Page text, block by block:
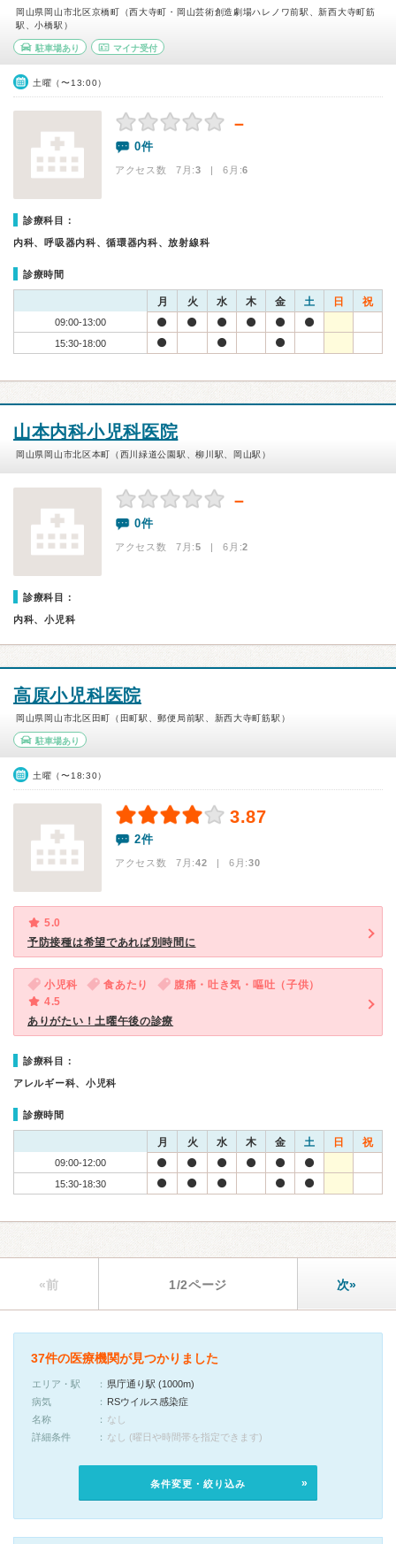
岡山県岡山市北区京橋町（西大寺町・岡山芸術創造劇場ハレノワ前駅、新西大寺町筋
駅、小橋駅）
駐車場あり マイナ受付
土曜（〜13:00）
－
0件
アクセス数 7月:3 | 6月:6
診療科目：
内科、呼吸器内科、循環器内科、放射線科
診療時間
月 火 水 木 金 土 日 祝
09:00-13:00
15:30-18:00
山本内科小児科医院
岡山県岡山市北区本町（西川緑道公園駅、柳川駅、岡山駅）
－
0件
アクセス数 7月:5 | 6月:2
診療科目：
内科、小児科
高原小児科医院
岡山県岡山市北区田町（田町駅、郵便局前駅、新西大寺町筋駅）
駐車場あり
土曜（〜18:30）
3.87
2件
アクセス数 7月:42 | 6月:30
5.0
予防接種は希望であれば別時間に
小児科 食あたり
腹痛・吐き気・嘔吐（子供）
4.5
ありがたい！土曜午後の診療
診療科目：
アレルギー科、小児科
診療時間
月 火 水 木 金 土 日 祝
09:00-12:00
15:30-18:30
«前 1/2ページ 次»
37件の医療機関が見つかりました
エリア・駅
県庁通り駅 (1000m)
病気
RSウイルス感染症
名称
なし
詳細条件
なし (曜日や時間帯を指定できます)
条件変更・絞り込み